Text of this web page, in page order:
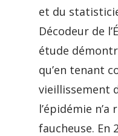
et du
Décodeur de
étude
qu’en tenant
vieillissement
l’épidémie n’a
faucheuse. En